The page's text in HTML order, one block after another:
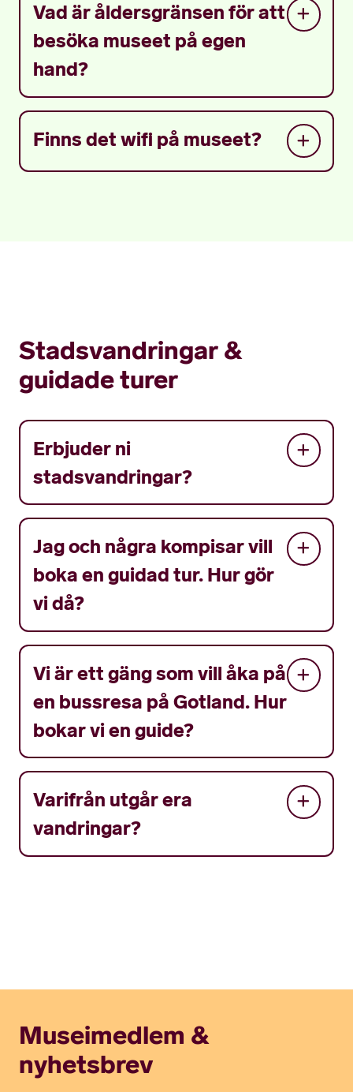
Vad är åldersgränsen för att
besöka museet på egen
hand?
Finns det wifi på museet?
Stadsvandringar &
guidade turer
Erbjuder ni
stadsvandringar?
Jag och några kompisar vill
boka en guidad tur. Hur gör
vi då?
Vi är ett gäng som vill åka på
en bussresa på Gotland. Hur
bokar vi en guide?
Varifrån utgår era
vandringar?
Museimedlem &
nyhetsbrev